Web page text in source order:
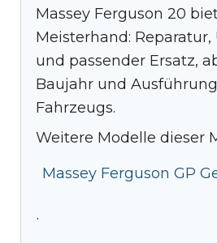
Massey Ferguson 20
Meisterhand:
und passender Ersatz,
Baujahr und
Fahrzeugs.
Weitere Modelle dieser
Massey Ferguson GP
·